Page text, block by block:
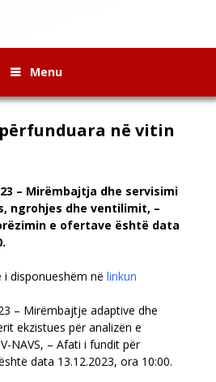
Menu
në vitin
– Mirëmbajtja dhe servisimi
ngrohjes dhe ventilimit, –
e ofertave është data
i disponueshëm në linkun
– Mirëmbajtje adaptive dhe
ekzistues për analizën e
NAVS, – Afati i fundit për
data 13.12.2023, ora 10:00.